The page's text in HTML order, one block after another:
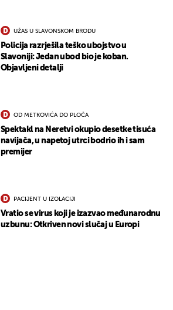
UŽAS U SLAVONSKOM BRODU
Policija razrješila teško ubojstvo u
Slavoniji: Jedan ubod bio je koban.
Objavljeni detalji
OD METKOVIĆA DO PLOČA
Spektakl na Neretvi okupio desetke tisuća
navijača, u napetoj utrci bodrio ih i sam
premijer
PACIJENT U IZOLACIJI
Vratio se virus koji je izazvao međunarodnu
uzbunu: Otkriven novi slučaj u Europi